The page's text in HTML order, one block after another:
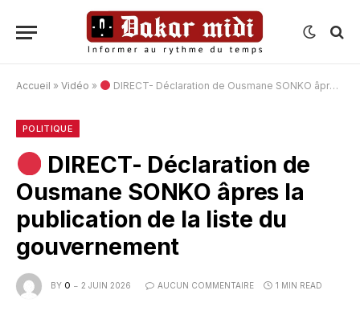
Accueil » Vidéo » DIRECT- Déclaration de Ousmane SONKO âpres la publication de la liste du gouvernement
POLITIQUE
DIRECT- Déclaration de
Ousmane SONKO âpres la
publication de la liste du
gouvernement
BY O 2 JUIN 2026 AUCUN COMMENTAIRE 1 MIN READ